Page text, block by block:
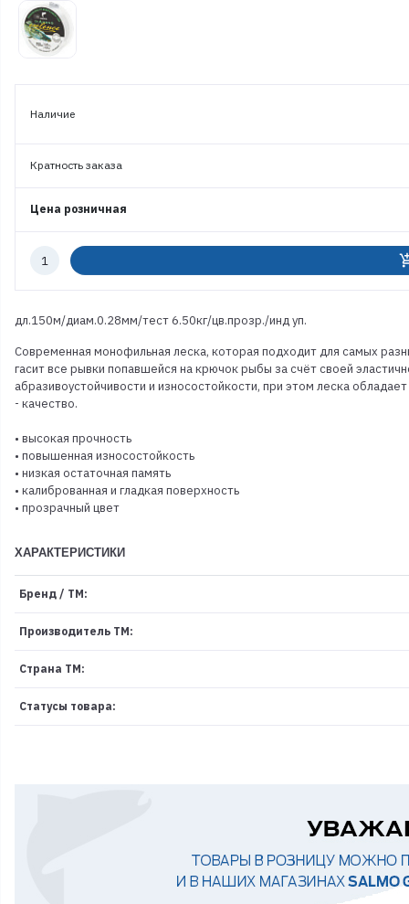
Наличие
Кратность заказа
Цена розничная
Количество
дл.150м/диам.0.28мм/тест 6.50кг/цв.прозр./инд уп.
Современная монофильная леска, которая подходит для самых
гасит все рывки попавшейся на крючок рыбы за счёт своей
абразивоустойчивости и износостойкости, при этом леска
- качество.
• высокая прочность
• повышенная износостойкость
• низкая остаточная память
• калиброванная и гладкая поверхность
• прозрачный цвет
ХАРАКТЕРИСТИКИ
Бренд / ТМ:
Производитель ТМ:
Страна ТМ:
Статусы товара: